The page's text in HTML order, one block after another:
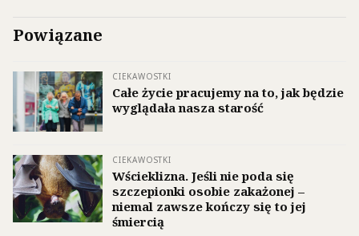
Powiązane
CIEKAWOSTKI
Całe życie pracujemy na to, jak będzie
wyglądała nasza starość
CIEKAWOSTKI
Wścieklizna. Jeśli nie poda się
szczepionki osobie zakażonej –
niemal zawsze kończy się to jej
śmiercią